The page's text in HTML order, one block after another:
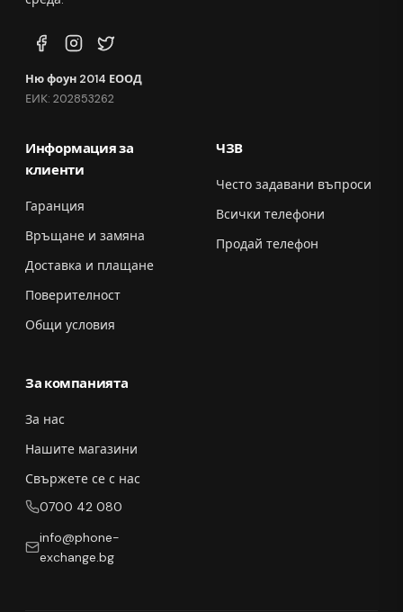
Ню фоун 2014 ЕООД
ЕИК: 202853262
Информация за
клиенти
Гаранция
Връщане и замяна
Доставка и плащане
Поверителност
Общи условия
ЧЗВ
Често задавани въпроси
Всички телефони
Продай телефон
За компанията
За нас
Нашите магазини
Свържете се с нас
0700 42 080
info@phone-
exchange.bg